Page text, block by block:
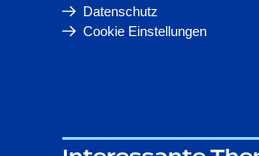
Datenschutz
Cookie Einstellungen